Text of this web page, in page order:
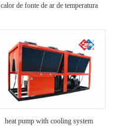
calor de fonte de ar de temperatura
heat pump with cooling system